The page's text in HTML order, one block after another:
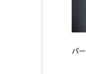
パ